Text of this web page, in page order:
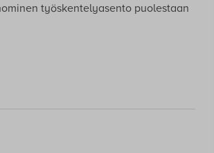
työskentelyasento puolestaan